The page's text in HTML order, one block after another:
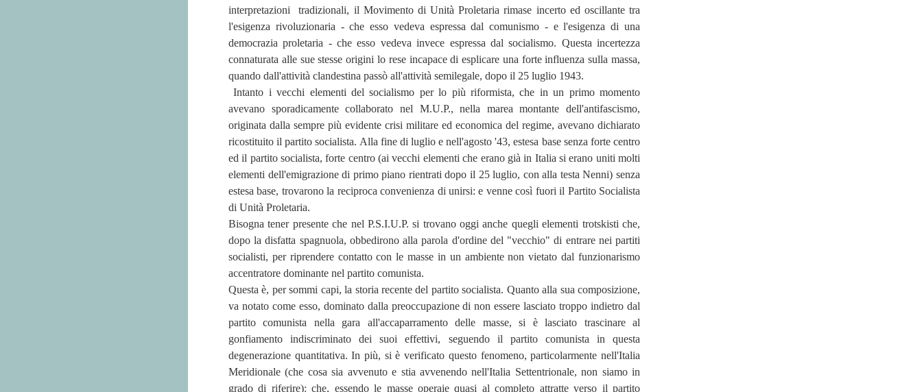
interpretazioni
tradizionali, il Movimento di Unità Proletaria rimase incerto ed oscillante tra
l'esigenza rivoluzionaria - che esso vedeva espressa dal comunismo - e l'esigenza di una
democrazia proletaria - che esso vedeva invece espressa dal socialismo. Questa incertezza
connaturata alle sue stesse origini lo rese incapace di esplicare una forte influenza sulla massa,
quando dall'attività clandestina passò all'attività semilegale, dopo il 25 luglio 1943.
Intanto i vecchi elementi del socialismo per lo più riformista, che in un primo momento
avevano sporadicamente collaborato nel M.U.P., nella marea montante dell'antifascismo,
originata dalla sempre più evidente crisi militare ed economica del regime, avevano dichiarato
ricostituito il partito socialista. Alla fine di luglio e nell'agosto '43, estesa base senza forte centro
ed il partito socialista, forte centro (ai vecchi elementi che erano già in Italia si erano uniti molti
elementi dell'emigrazione di primo piano rientrati dopo il 25 luglio, con alla testa Nenni) senza
estesa base, trovarono la reciproca convenienza di unirsi: e venne così fuori il Partito Socialista
di Unità Proletaria.
Bisogna tener presente che nel P.S.I.U.P. si trovano oggi anche quegli elementi trotskisti che,
dopo la disfatta spagnuola, obbedirono alla parola d'ordine del "vecchio" di entrare nei partiti
socialisti, per riprendere contatto con le masse in un ambiente non vietato dal funzionarismo
accentratore dominante nel partito comunista.
Questa è, per sommi capi, la storia recente del partito socialista. Quanto alla sua composizione,
va notato come esso, dominato dalla preoccupazione di non essere lasciato troppo indietro dal
partito comunista nella gara all'accaparramento delle masse, si è lasciato trascinare al
gonfiamento indiscriminato dei suoi effettivi, seguendo il partito comunista in questa
degenerazione quantitativa. In più, si è verificato questo fenomeno, particolarmente nell'Italia
Meridionale (che cosa sia avvenuto e stia avvenendo nell'Italia Settentrionale, non siamo in
grado di riferire): che, essendo le masse operaie quasi al completo attratte verso il partito